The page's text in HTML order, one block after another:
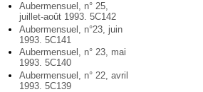
Aubermensuel, n° 25,
juillet-août 1993. 5C142
Aubermensuel, n°23, juin
1993. 5C141
Aubermensuel, n° 23, mai
1993. 5C140
Aubermensuel, n° 22, avril
1993. 5C139